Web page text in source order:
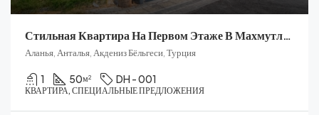
Стильная Квартира На Первом Этаже В Махмутларе
Аланья, Анталья, Акдениз Бёльгеси, Турция
1 50м² DH - 001
КВАРТИРА, СПЕЦИАЛЬНЫЕ ПРЕДЛОЖЕНИЯ